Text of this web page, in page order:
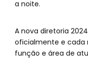
a noite.
A nova diretoria
oficialmente e cada
função e área de